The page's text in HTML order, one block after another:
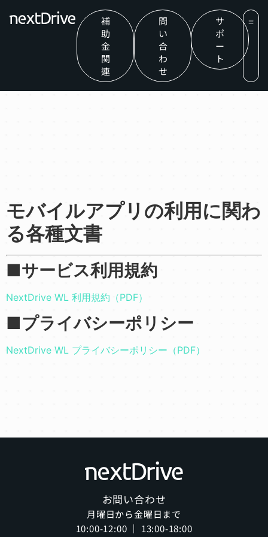
補
助
金
関
連
問
い
合
わ
せ
サ
ポ
ー
ト
モバイルアプリの利用に関わ
る各種文書
■サービス利用規約
NextDrive WL 利用規約（PDF）
■プライバシーポリシー
NextDrive WL プライバシーポリシー（PDF）
お問い合わせ
月曜日から金曜日まで
10:00-12:00 ｜ 13:00-18:00